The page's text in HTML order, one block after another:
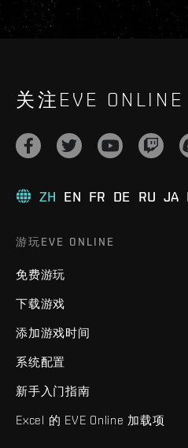
关注EVE ONLINE
ZH EN FR DE RU JA
游玩EVE ONLINE
免费游玩
下载游戏
添加游戏时间
系统配置
新手入门指南
Excel 的 EVE Online 加载项